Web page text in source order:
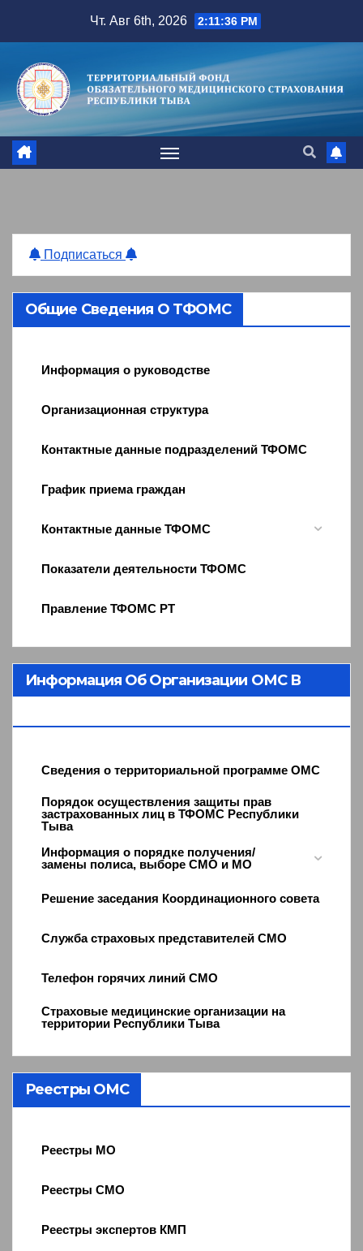
содержимому
Чт. Авг 6th, 2026 2:11:37 PM
Подписаться
Общие Сведения О ТФОМС
Информация о руководстве
Организационная структура
Контактные данные подразделений ТФОМС
График приема граждан
Контактные данные ТФОМС
Показатели деятельности ТФОМС
Правление ТФОМС РТ
Информация Об Организации ОМС В
Сведения о территориальной программе ОМС
Порядок осуществления защиты прав
застрахованных лиц в ТФОМС Республики
Тыва
Информация о порядке получения/
замены полиса, выборе СМО и МО
Решение заседания Координационного совета
Служба страховых представителей СМО
Телефон горячих линий СМО
Страховые медицинские организации на
территории Республики Тыва
Реестры ОМС
Реестры МО
Реестры СМО
Реестры экспертов КМП